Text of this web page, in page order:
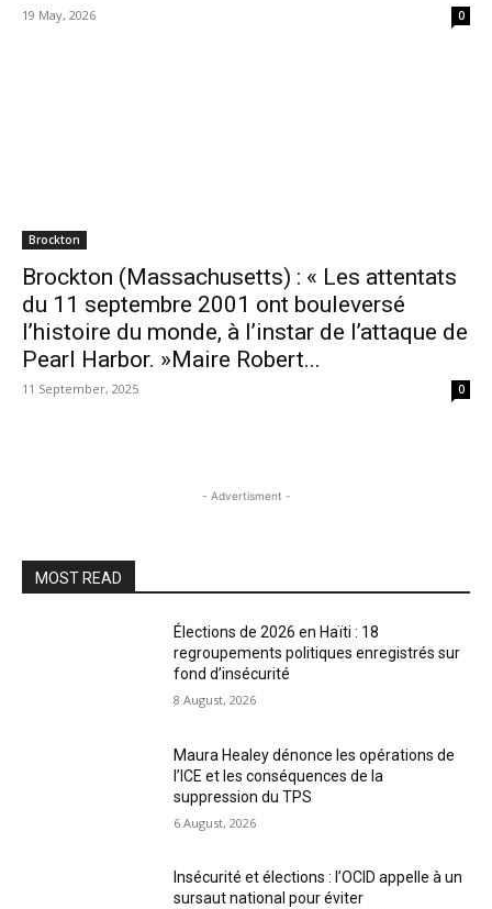
19 May, 2026 0
Brockton
Brockton (Massachusetts) : « Les attentats
du 11 septembre 2001 ont bouleversé
l’histoire du monde, à l’instar de l’attaque de
Pearl Harbor. »Maire Robert...
11 September, 2025 0
- Advertisment -
MOST READ
Élections de 2026 en Haïti : 18
regroupements politiques enregistrés sur
fond d’insécurité
8 August, 2026
Maura Healey dénonce les opérations de
l’ICE et les conséquences de la
suppression du TPS
6 August, 2026
Insécurité et élections : l’OCID appelle à un
sursaut national pour éviter